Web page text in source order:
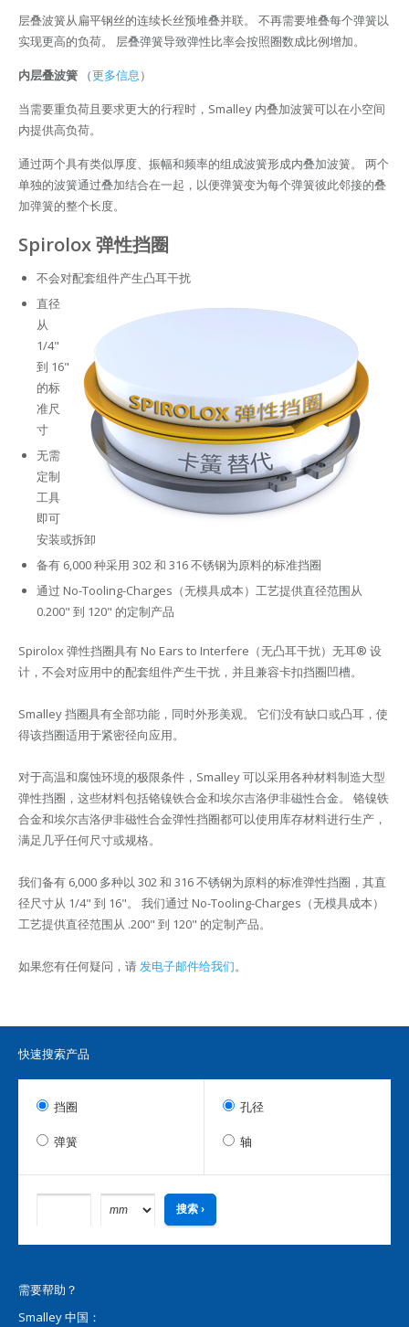
层叠波簧从扁平钢丝的连续长丝预堆叠并联。 不再需要堆叠每个弹簧以
实现更高的负荷。 层叠弹簧导致弹性比率会按照圈数成比例增加。
内层叠波簧 （更多信息）
当需要重负荷且要求更大的行程时，Smalley 内叠加波簧可以在小空间
内提供高负荷。
通过两个具有类似厚度、振幅和频率的组成波簧形成内叠加波簧。 两个
单独的波簧通过叠加结合在一起，以便弹簧变为每个弹簧彼此邻接的叠
加弹簧的整个长度。
Spirolox 弹性挡圈
不会对配套组件产生凸耳干扰
直径
从
1/4"
到 16"
的标
准尺
寸
无需
定制
工具
即可
安装或拆卸
备有 6,000 种采用 302 和 316 不锈钢为原料的标准挡圈
通过 No-Tooling-Charges（无模具成本）工艺提供直径范围从
0.200" 到 120" 的定制产品
Spirolox 弹性挡圈具有 No Ears to Interfere（无凸耳干扰）无耳® 设
计，不会对应用中的配套组件产生干扰，并且兼容卡扣挡圈凹槽。
Smalley 挡圈具有全部功能，同时外形美观。 它们没有缺口或凸耳，使
得该挡圈适用于紧密径向应用。
对于高温和腐蚀环境的极限条件，Smalley 可以采用各种材料制造大型
弹性挡圈，这些材料包括铬镍铁合金和埃尔吉洛伊非磁性合金。 铬镍铁
合金和埃尔吉洛伊非磁性合金弹性挡圈都可以使用库存材料进行生产，
满足几乎任何尺寸或规格。
我们备有 6,000 多种以 302 和 316 不锈钢为原料的标准弹性挡圈，其直
径尺寸从 1/4" 到 16"。 我们通过 No-Tooling-Charges（无模具成本）
工艺提供直径范围从 .200" 到 120" 的定制产品。
如果您有任何疑问，请发电子邮件给我们。
快速搜索产品
挡圈
弹簧
孔径
轴
需要帮助？
Smalley 中国：